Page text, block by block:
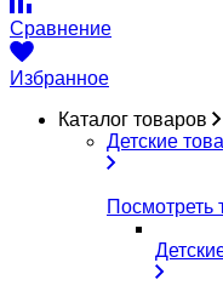
Сравнение
Избранное
Каталог товаров
Детские
Посмотреть